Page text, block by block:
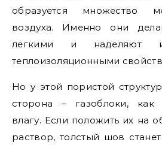
образуется множество
воздуха. Именно они
легкими и наделяют
теплоизоляционными
Но у этой пористой
сторона – газоблоки, как
влагу. Если положить их на
раствор, толстый шов